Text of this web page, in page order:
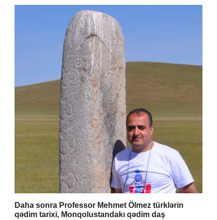
Daha sonra Professor Mehmet Ölmez türklərin
qədim tarixi, Monqolustandakı qədim daş